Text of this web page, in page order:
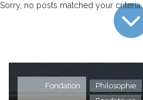
Sorry, no posts matched your criteria.
Fondation
Philosophie